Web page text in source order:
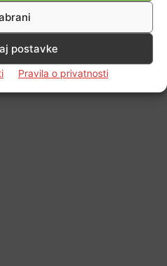
postavke
Pravila o privatnosti